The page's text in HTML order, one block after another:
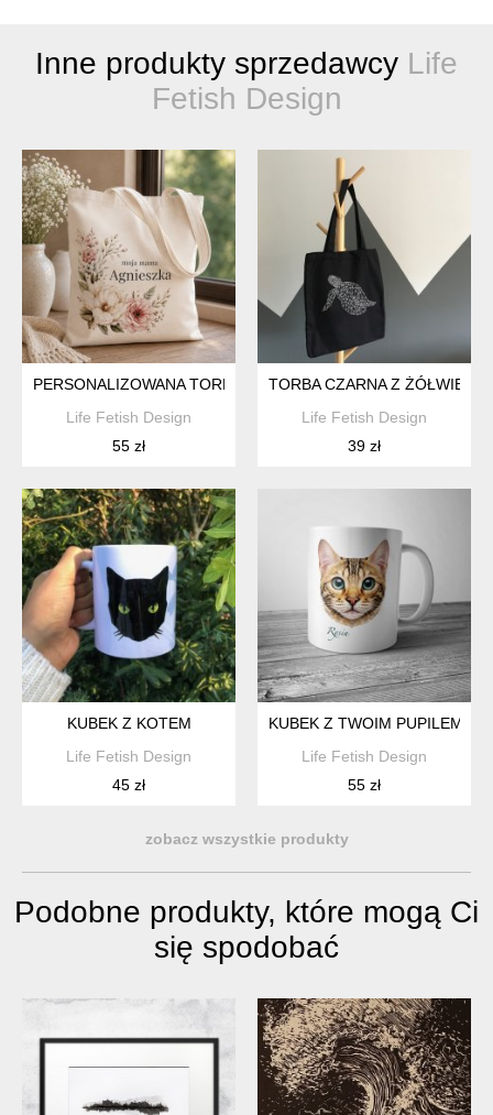
Inne produkty sprzedawcy Life
Fetish Design
PERSONALIZOWANA TORBA DLA MAMY
Life Fetish Design
55 zł
TORBA CZARNA Z ŻÓŁWIEM
Life Fetish Design
39 zł
KUBEK Z KOTEM
Life Fetish Design
45 zł
KUBEK Z TWOIM PUPILEM
Life Fetish Design
55 zł
zobacz wszystkie produkty
Podobne produkty, które mogą Ci
się spodobać